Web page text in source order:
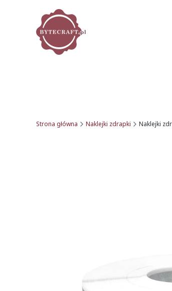
Strona główna Naklejki zdrapki Naklejki